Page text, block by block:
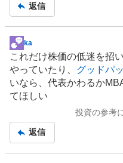
返信
掲
示
板
記
事
ka
これだけ株価の低迷を招
やっていたり、 グッドパ
いなら、代表かわるか
てほしい
投資の参考
返信